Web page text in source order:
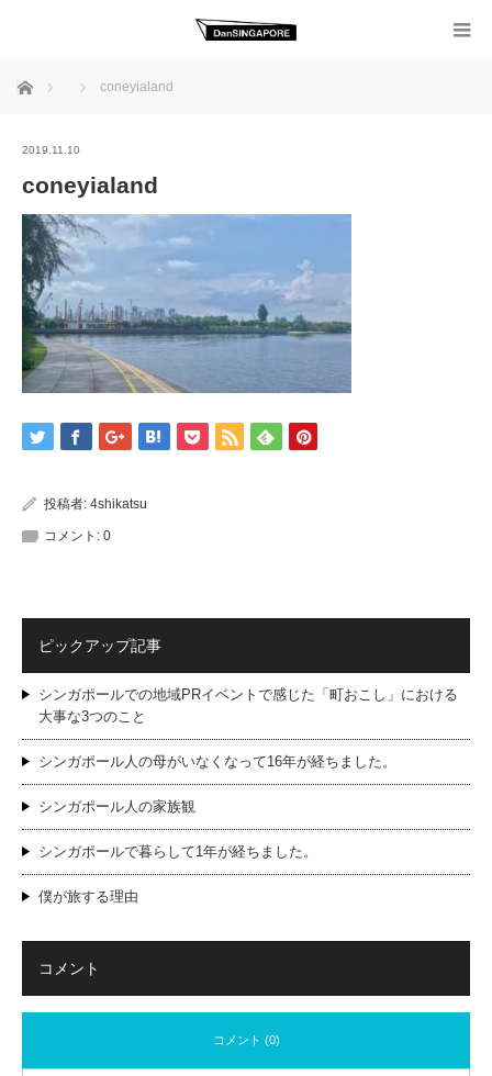
ホーム coneyialand
2019.11.10
coneyialand
投稿者: 4shikatsu
コメント: 0
ピックアップ記事
シンガポールでの地域PRイベントで感じた「町おこし」における
大事な3つのこと
シンガポール人の母がいなくなって16年が経ちました。
シンガポール人の家族観
シンガポールで暮らして1年が経ちました。
僕が旅する理由
コメント
コメント (0)